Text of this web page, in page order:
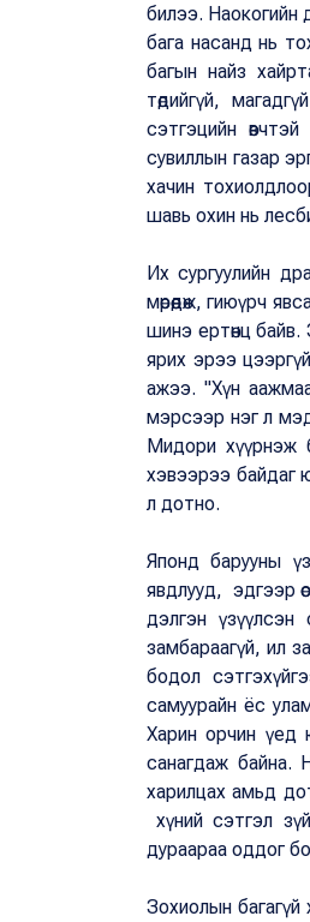
билээ. Наокогийн
бага насанд нь
багын найз
төдийгүй,
сэтгэцийн
сувиллын газар
хачин
шавь охин нь
Их сургуулийн
мөрөөдөж, гиюүрч
шинэ ертөнц байв.
ярих эрээ
ажээ. "Хүн
мэрсээр нэг л
Мидори хүүрнэж
хэвээрээ байдаг
л дотно.
Японд барууны
явдлууд, эдгээр
дэлгэн
замбараагүй, ил
бодол
самуурайн ёс
Харин орчин үед
санагдаж байна.
харилцах амьд
хүний сэтгэл
дураараа оддог
Зохиолын багагүй